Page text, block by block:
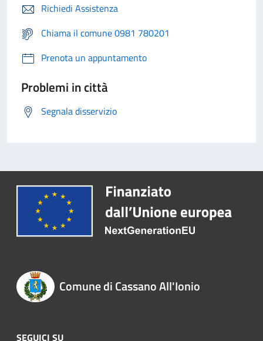
Richiedi Assistenza
Chiama il comune 0981 780201
Prenota un appuntamento
Problemi in città
Segnala disservizio
Comune di Cassano All'Ionio
SEGUICI SU